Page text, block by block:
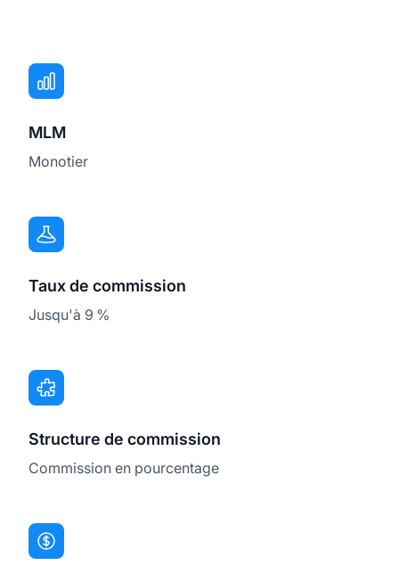
MLM
Monotier
Taux de commission
Jusqu'à 9 %
Structure de commission
Commission en pourcentage